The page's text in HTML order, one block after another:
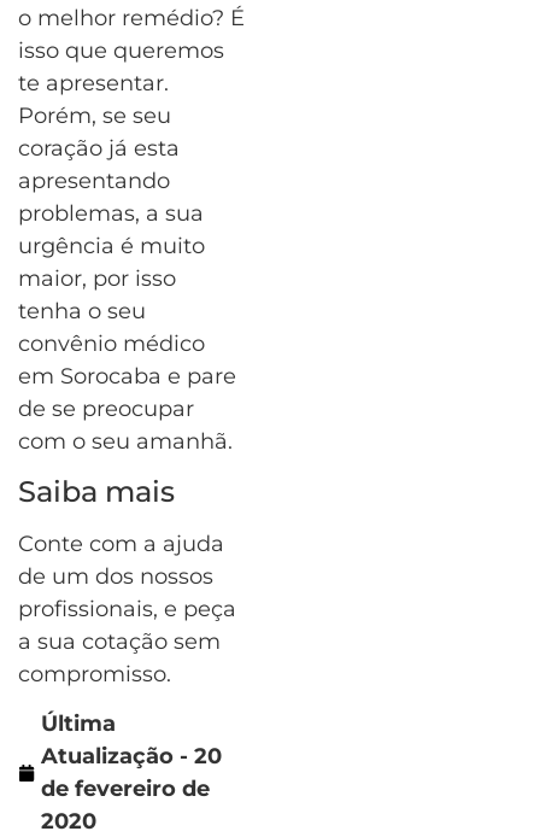
o melhor remédio? É
isso que queremos
te apresentar.
Porém, se seu
coração já esta
apresentando
problemas, a sua
urgência é muito
maior, por isso
tenha o seu
convênio médico
em Sorocaba e pare
de se preocupar
com o seu amanhã.
Saiba mais
Conte com a ajuda
de um dos nossos
profissionais, e peça
a sua cotação sem
compromisso.
Última
Atualização - 20
de fevereiro de
2020